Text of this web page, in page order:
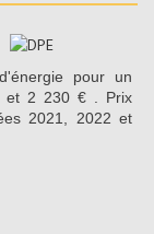
pour un
et 2 230 € . Prix
2021, 2022 et